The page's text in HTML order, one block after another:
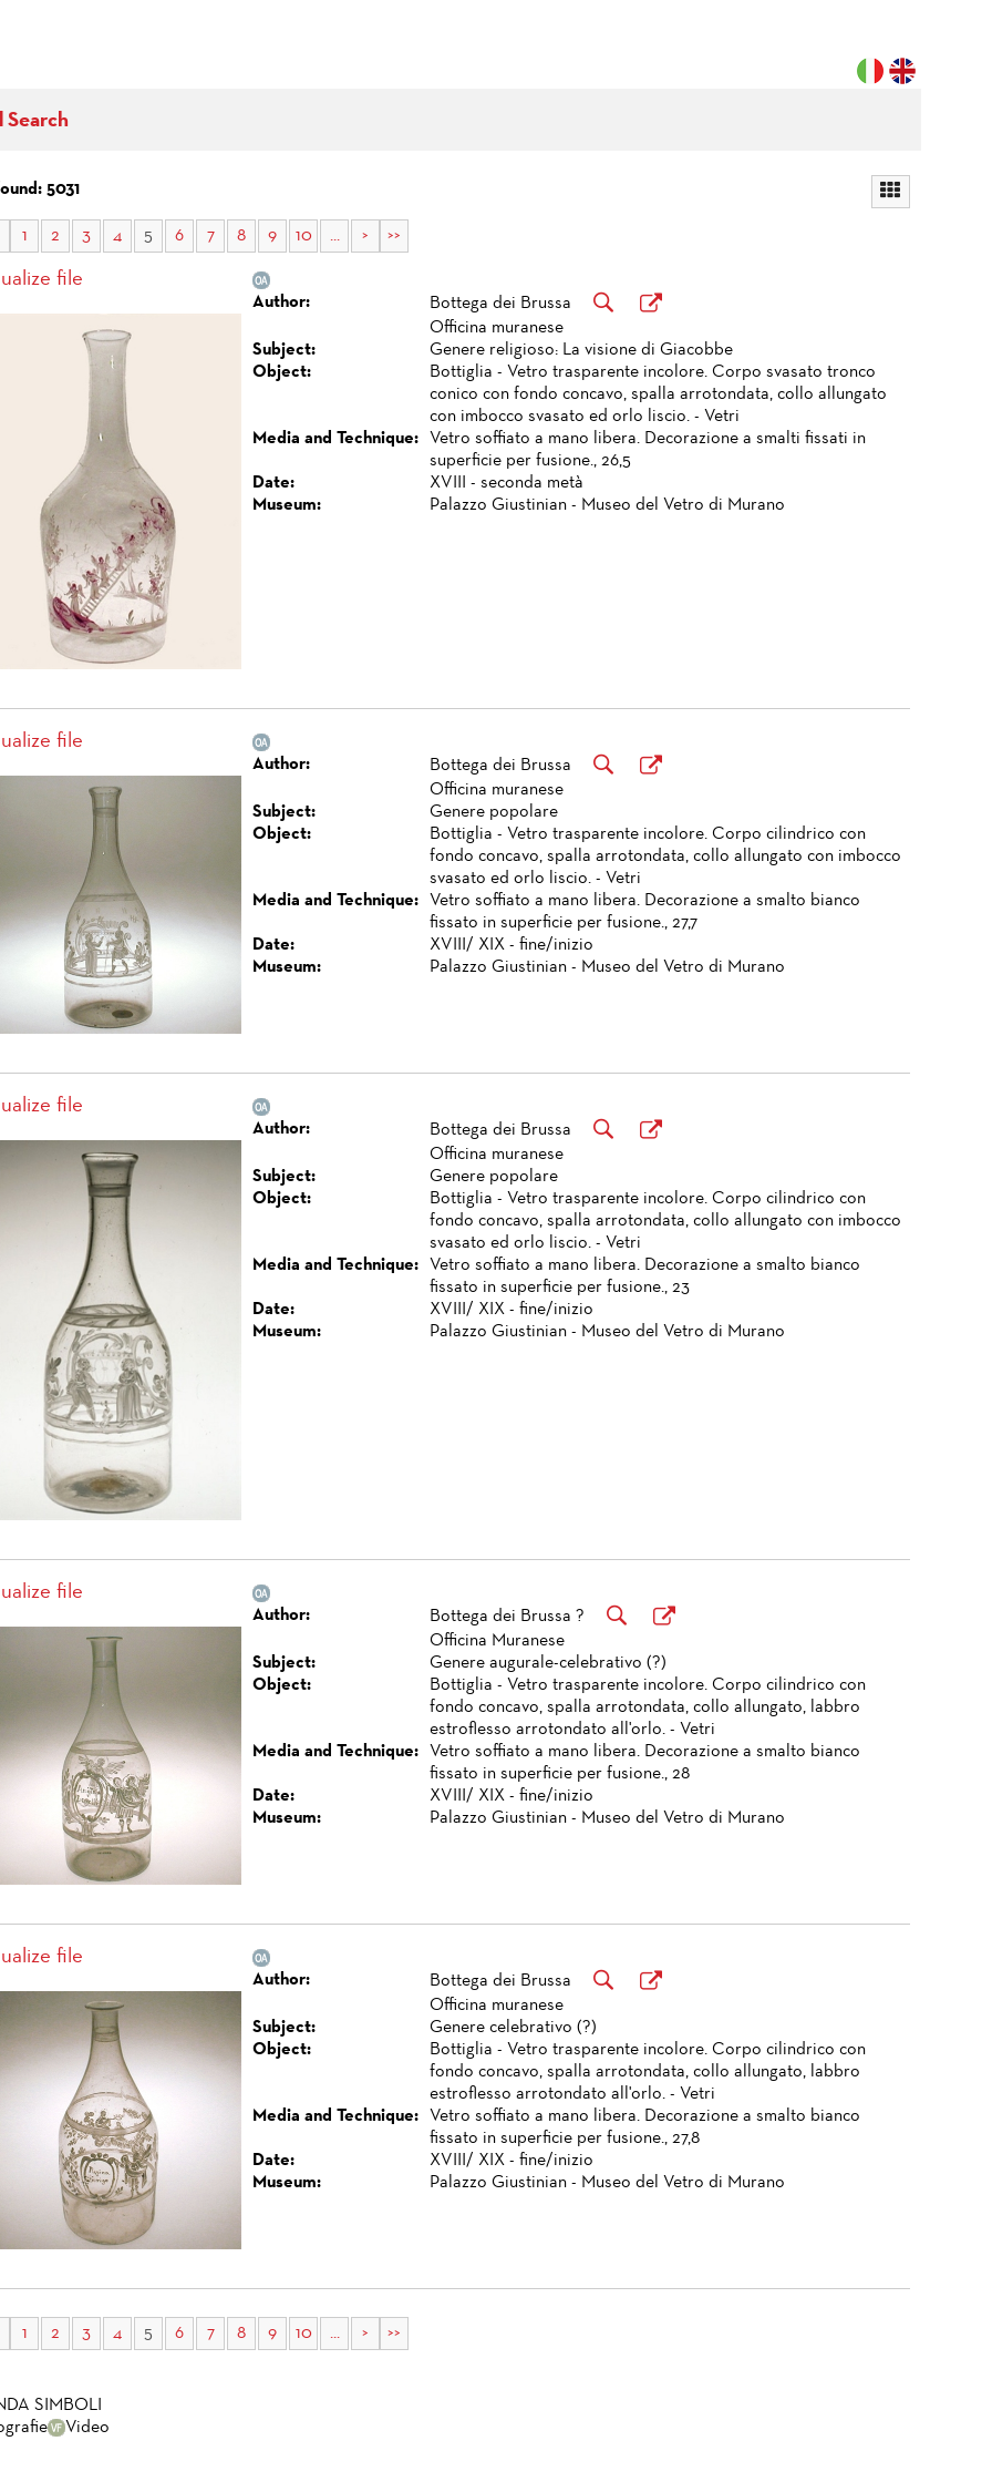
Search
5031
1 2 3 4 5 6 7 8 9 10 ... > >>
file
Author:
Bottega dei Brussa
Officina muranese
Subject:
Genere religioso: La visione di Giacobbe
Object:
Bottiglia - Vetro trasparente incolore. Corpo svasato tronco
conico con fondo concavo, spalla arrotondata, collo allungato
con imbocco svasato ed orlo liscio. - Vetri
Media and Technique:
Vetro soffiato a mano libera. Decorazione a smalti fissati in
superficie per fusione., 26,5
Date:
XVIII - seconda metà
Museum:
Palazzo Giustinian - Museo del Vetro di Murano
file
Author:
Bottega dei Brussa
Officina muranese
Subject:
Genere popolare
Object:
Bottiglia - Vetro trasparente incolore. Corpo cilindrico con
fondo concavo, spalla arrotondata, collo allungato con imbocco
svasato ed orlo liscio. - Vetri
Media and Technique:
Vetro soffiato a mano libera. Decorazione a smalto bianco
fissato in superficie per fusione., 27,7
Date:
XVIII/ XIX - fine/inizio
Museum:
Palazzo Giustinian - Museo del Vetro di Murano
file
Author:
Bottega dei Brussa
Officina muranese
Subject:
Genere popolare
Object:
Bottiglia - Vetro trasparente incolore. Corpo cilindrico con
fondo concavo, spalla arrotondata, collo allungato con imbocco
svasato ed orlo liscio. - Vetri
Media and Technique:
Vetro soffiato a mano libera. Decorazione a smalto bianco
fissato in superficie per fusione., 23
Date:
XVIII/ XIX - fine/inizio
Museum:
Palazzo Giustinian - Museo del Vetro di Murano
file
Author:
Bottega dei Brussa ?
Officina Muranese
Subject:
Genere augurale-celebrativo (?)
Object:
Bottiglia - Vetro trasparente incolore. Corpo cilindrico con
fondo concavo, spalla arrotondata, collo allungato, labbro
estroflesso arrotondato all'orlo. - Vetri
Media and Technique:
Vetro soffiato a mano libera. Decorazione a smalto bianco
fissato in superficie per fusione., 28
Date:
XVIII/ XIX - fine/inizio
Museum:
Palazzo Giustinian - Museo del Vetro di Murano
file
Author:
Bottega dei Brussa
Officina muranese
Subject:
Genere celebrativo (?)
Object:
Bottiglia - Vetro trasparente incolore. Corpo cilindrico con
fondo concavo, spalla arrotondata, collo allungato, labbro
estroflesso arrotondato all'orlo. - Vetri
Media and Technique:
Vetro soffiato a mano libera. Decorazione a smalto bianco
fissato in superficie per fusione., 27,8
Date:
XVIII/ XIX - fine/inizio
Museum:
Palazzo Giustinian - Museo del Vetro di Murano
1 2 3 4 5 6 7 8 9 10 ... > >>
SIMBOLI
Video